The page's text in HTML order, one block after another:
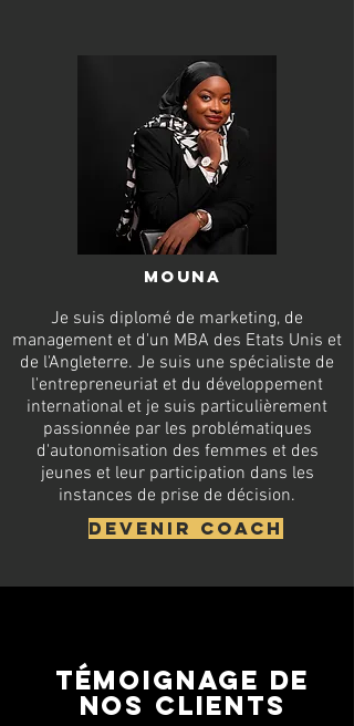
Mouna
Je suis diplomé de marketing, de
management et d'un MBA des Etats Unis et
de l'Angleterre. Je suis une spécialiste de
l'entrepreneuriat et du développement
international et je suis particulièrement
passionnée par les problématiques
d'autonomisation des femmes et des
jeunes et leur participation dans les
instances de prise de décision.
Devenir coach
Témoignage de
nos clients